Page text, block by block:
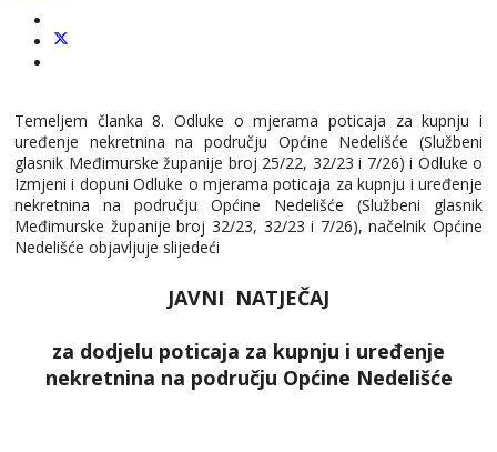
Temeljem članka 8. Odluke o mjerama poticaja za kupnju i
uređenje nekretnina na području Općine Nedelišće (Službeni
glasnik Međimurske županije broj 25/22, 32/23 i 7/26) i Odluke o
Izmjeni i dopuni Odluke o mjerama poticaja za kupnju i uređenje
nekretnina na području Općine Nedelišće (Službeni glasnik
Međimurske županije broj 32/23, 32/23 i 7/26), načelnik Općine
Nedelišće objavljuje slijedeći
JAVNI NATJEČAJ
za dodjelu poticaja za kupnju i uređenje
nekretnina na području Općine Nedelišće